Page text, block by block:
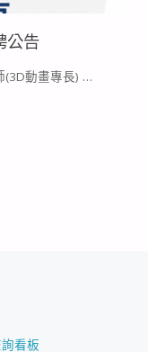
公告
(3D動畫專長) …
看板